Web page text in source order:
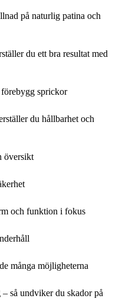
på naturlig patina och
du ett bra resultat med
sprickor
du hållbarhet och
översikt
och funktion i fokus
många möjligheterna
så undviker du skador på